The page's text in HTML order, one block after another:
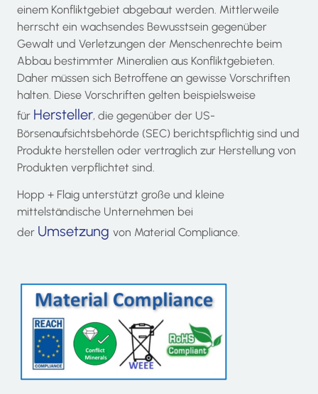
einem Konfliktgebiet abgebaut werden. Mittlerweile
herrscht ein wachsendes Bewusstsein gegenüber
Gewalt und Verletzungen der Menschenrechte beim
Abbau bestimmter Mineralien aus Konfliktgebieten.
Daher müssen sich Betroffene an gewisse Vorschriften
halten. Diese Vorschriften gelten beispielsweise
für Hersteller, die gegenüber der US-
Börsenaufsichtsbehörde (SEC) berichtspflichtig sind und
Produkte herstellen oder vertraglich zur Herstellung von
Produkten verpflichtet sind.
Hopp + Flaig unterstützt große und kleine
mittelständische Unternehmen bei
der Umsetzung von Material Compliance.